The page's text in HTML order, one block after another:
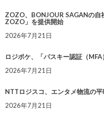
ZOZO、BONJOUR SAGANの
ZOZO」を提供開始
2026年7月21日
ロジポケ、「パスキー認証（
2026年7月21日
NTTロジスコ、エンタメ物流の
2026年7月21日